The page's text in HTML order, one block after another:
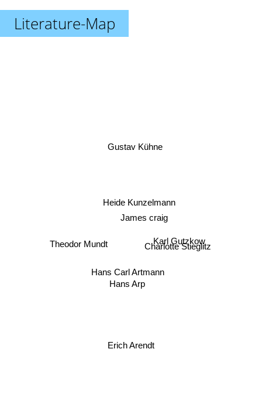
Literature-Map
Erich Arendt
Hans Arp
Hans Carl Artmann
James craig
Heide Kunzelmann
Gustav Kühne
Charlotte Stieglitz
Karl Gutzkow
Theodor Mundt